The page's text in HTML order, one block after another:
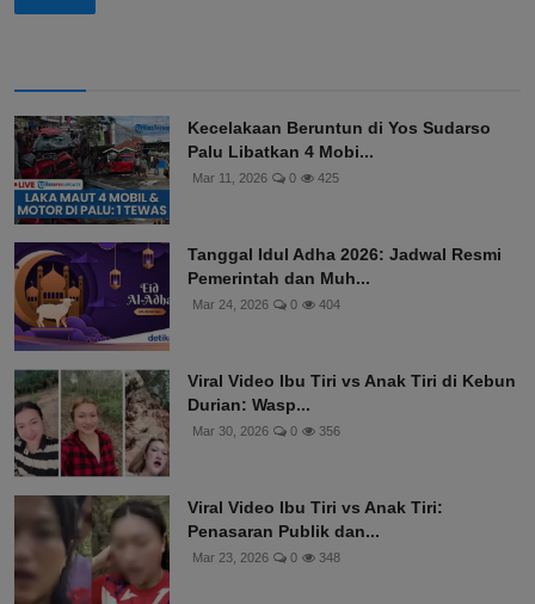
Kecelakaan Beruntun di Yos Sudarso
Palu Libatkan 4 Mobi...
Mar 11, 2026 0 425
Tanggal Idul Adha 2026: Jadwal Resmi
Pemerintah dan Muh...
Mar 24, 2026 0 404
Viral Video Ibu Tiri vs Anak Tiri di Kebun
Durian: Wasp...
Mar 30, 2026 0 356
Viral Video Ibu Tiri vs Anak Tiri:
Penasaran Publik dan...
Mar 23, 2026 0 348